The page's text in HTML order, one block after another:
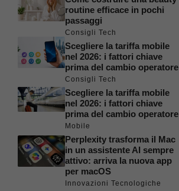
routine efficace in pochi
passaggi
Consigli Tech
Scegliere la tariffa mobile
nel 2026: i fattori chiave
prima del cambio operatore
Consigli Tech
Scegliere la tariffa mobile
nel 2026: i fattori chiave
prima del cambio operatore
Mobile
Perplexity trasforma il Mac
in un assistente AI sempre
attivo: arriva la nuova app
per macOS
Innovazioni Tecnologiche